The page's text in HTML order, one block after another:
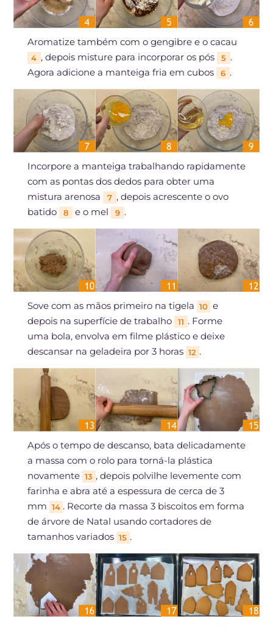
Aromatize também com o gengibre e o cacau
4 , depois misture para incorporar os pós 5 .
Agora adicione a manteiga fria em cubos
6 .
Incorpore a manteiga trabalhando rapidamente
com as pontas dos dedos para obter uma
mistura arenosa
7 , depois acrescente o ovo
batido
8 e o mel 9 .
Sove com as mãos primeiro na tigela 10 e
depois na superfície de trabalho
11 . Forme
uma bola, envolva em filme plástico e deixe
descansar na geladeira por 3 horas 12 .
Após o tempo de descanso, bata delicadamente
a massa com o rolo para torná-la plástica
novamente 13 , depois polvilhe levemente com
farinha e abra até a espessura de cerca de 3
mm 14 . Recorte da massa 3 biscoitos em forma
de árvore de Natal usando cortadores de
tamanhos variados 15 .